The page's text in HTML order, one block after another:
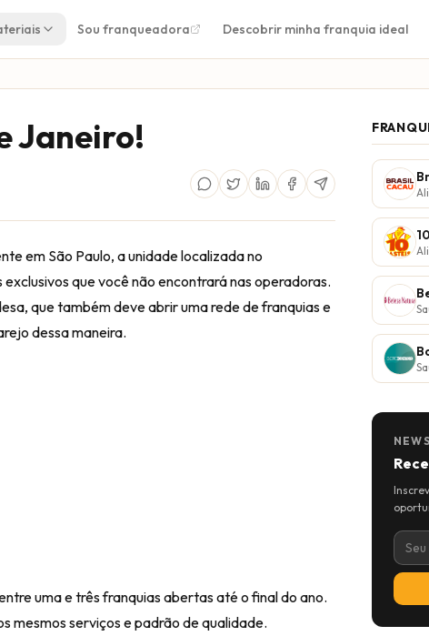
Sou franqueadora Descobrir minha franquia ideal
Janeiro!
em São Paulo, a unidade localizada no
que você não encontrará nas operadoras.
que também deve abrir uma rede de franquias e
dessa maneira.
uma e três franquias abertas até o final do ano.
mesmos serviços e padrão de qualidade.